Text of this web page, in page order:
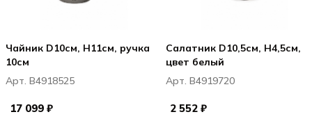
Чайник D10см, H11см, ручка
10см
Арт. B4918525
17 099 ₽
Салатник D10,5см, H4,5см,
цвет белый
Арт. B4919720
2 552 ₽